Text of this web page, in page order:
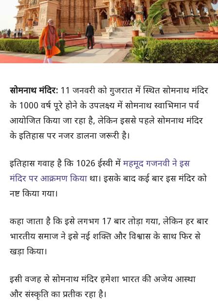
सोमनाथ मंदिर: 11 जनवरी को गुजरात में स्थित सोमनाथ मंदिर
के 1000 वर्ष पूरे होने के उपलक्ष्य में सोमनाथ स्वाभिमान पर्व
आयोजित किया जा रहा है, लेकिन इससे पहले सोमनाथ मंदिर
के इतिहास पर नजर डालना जरूरी है।
इतिहास गवाह है कि 1026 ईस्वी में महमूद गजनवी ने इस
मंदिर पर आक्रमण किया था। इसके बाद कई बार इस मंदिर को
नष्ट किया गया।
कहा जाता है कि इसे लगभग 17 बार तोड़ा गया, लेकिन हर बार
भारतीय समाज ने इसे नई शक्ति और विश्वास के साथ फिर से
खड़ा किया।
इसी वजह से सोमनाथ मंदिर हमेशा भारत की अजेय आस्था
और संस्कृति का प्रतीक रहा है।